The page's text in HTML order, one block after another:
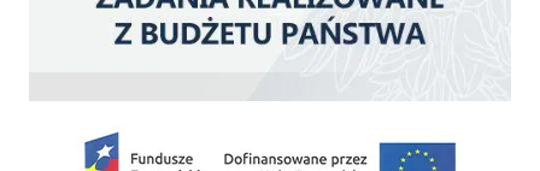
Zakup fabrycznie nowego, średniego samochodu ratowniczo-gaśniczego z